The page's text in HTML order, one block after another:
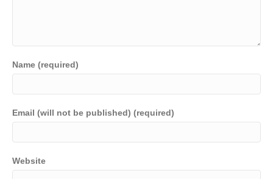
Name (required)
Email (will not be published) (required)
Website